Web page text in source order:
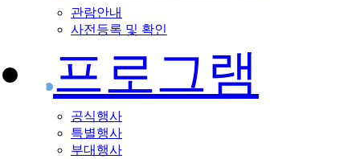
관람안내
사전등록 및 확인
프로그램
공식행사
특별행사
부대행사